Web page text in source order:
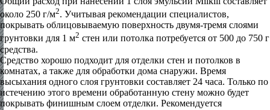
около 250 г/м2. Учитывая рекомендации специалистов,
покрывать облицовываемую поверхность двумя-тремя слоями
грунтовки для 1 м2 стен или потолка потребуется от 500 до 750 г
средства.
Средство хорошо подходит для отделки стен и потолков в
комнатах, а также для обработки дома снаружи. Время
высыхания одного слоя грунтовки составляет 24 часа. Только по
истечению этого времени обработанную стену можно будет
покрывать финишным слоем отделки. Рекомендуется